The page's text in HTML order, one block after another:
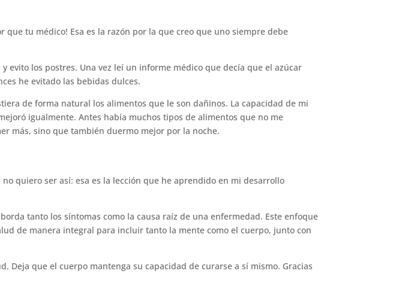
tu médico! Esa es la razón por la que creo que uno siempre debe
evito los postres. Una vez leí un informe médico que decía que el azúcar
he evitado las bebidas dulces.
de forma natural los alimentos que le son dañinos. La capacidad de mi
igualmente. Antes había muchos tipos de alimentos que no me
más, sino que también duermo mejor por la noche.
quiero ser así: esa es la lección que he aprendido en mi desarrollo
tanto los síntomas como la causa raíz de una enfermedad. Este enfoque
de manera integral para incluir tanto la mente como el cuerpo, junto con
Deja que el cuerpo mantenga su capacidad de curarse a sí mismo. Gracias